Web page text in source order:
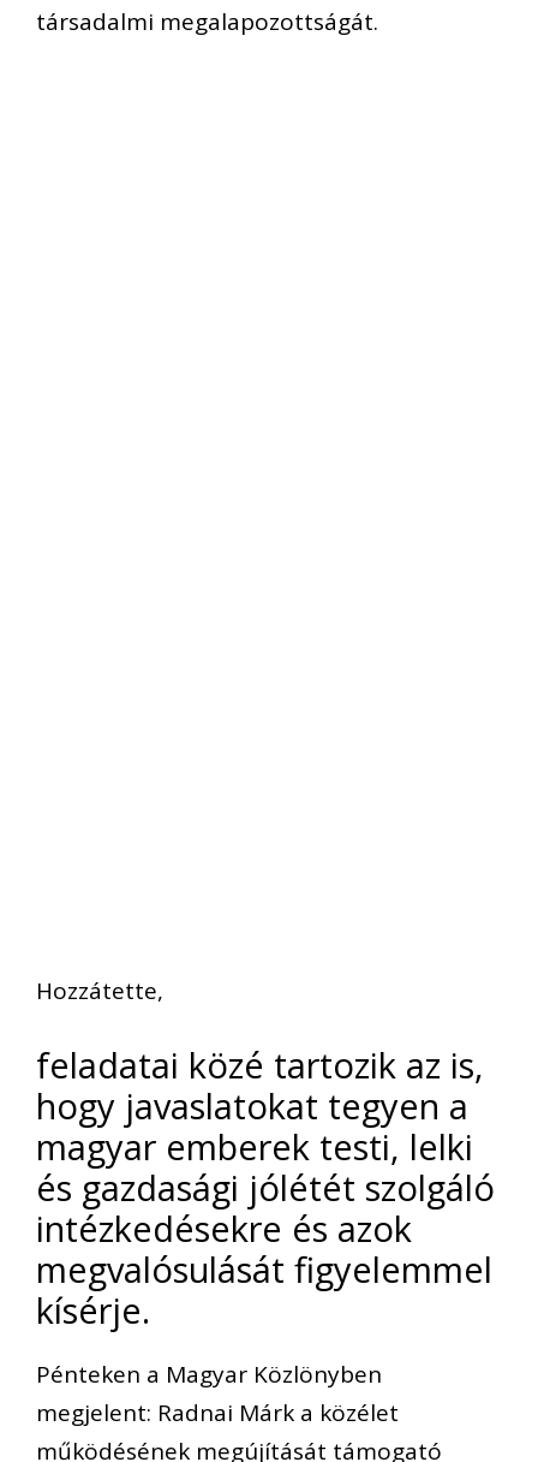
társadalmi megalapozottságát.
Hozzátette,
feladatai közé tartozik az is,
hogy javaslatokat tegyen a
magyar emberek testi, lelki
és gazdasági jólétét szolgáló
intézkedésekre és azok
megvalósulását figyelemmel
kísérje.
Pénteken a Magyar Közlönyben
megjelent: Radnai Márk a közélet
működésének megújítását támogató